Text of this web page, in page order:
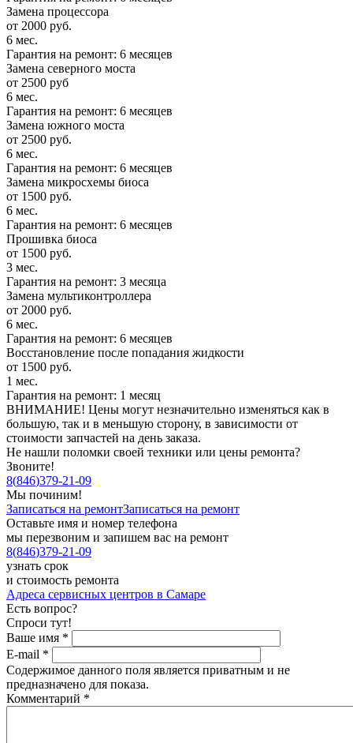
Замена процессора
от 2000 руб.
6 мес.
Гарантия на ремонт: 6 месяцев
Замена северного моста
от 2500 руб
6 мес.
Гарантия на ремонт: 6 месяцев
Замена южного моста
от 2500 руб.
6 мес.
Гарантия на ремонт: 6 месяцев
Замена микросхемы биоса
от 1500 руб.
6 мес.
Гарантия на ремонт: 6 месяцев
Прошивка биоса
от 1500 руб.
3 мес.
Гарантия на ремонт: 3 месяца
Замена мультиконтроллера
от 2000 руб.
6 мес.
Гарантия на ремонт: 6 месяцев
Восстановление после попадания жидкости
от 1500 руб.
1 мес.
Гарантия на ремонт: 1 месяц
ВНИМАНИЕ! Цены могут незначительно изменяться как в
большую, так и в меньшую сторону, в зависимости от
стоимости запчастей на день заказа.
Не нашли поломки своей техники или цены ремонта?
Звоните!
8(846)379-21-09
Мы починим!
Записаться на ремонтЗаписаться на ремонт
Оставьте имя и номер телефона
мы перезвоним и запишем вас на ремонт
8(846)379-21-09
узнать срок
и стоимость ремонта
Адреса сервисных центров в Самаре
Есть вопрос?
Спроси тут!
Ваше имя *
E-mail *
Содержимое данного поля является приватным и не
предназначено для показа.
Комментарий *